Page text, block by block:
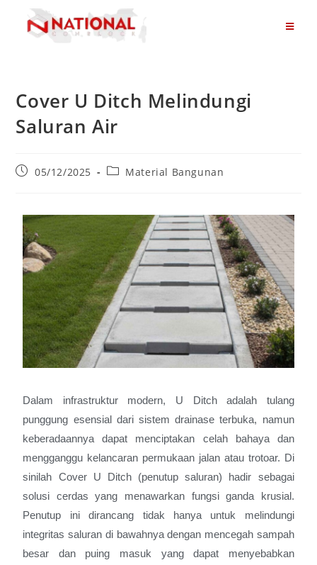
Cover U Ditch Melindungi
Saluran Air
05/12/2025 Material Bangunan
Dalam infrastruktur modern, U Ditch adalah tulang
punggung esensial dari sistem drainase terbuka, namun
keberadaannya dapat menciptakan celah bahaya dan
mengganggu kelancaran permukaan jalan atau trotoar. Di
sinilah Cover U Ditch (penutup saluran) hadir sebagai
solusi cerdas yang menawarkan fungsi ganda krusial.
Penutup ini dirancang tidak hanya untuk melindungi
integritas saluran di bawahnya dengan mencegah sampah
besar dan puing masuk yang dapat menyebabkan